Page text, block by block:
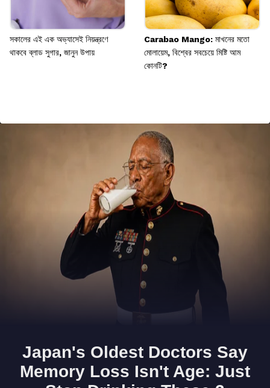
সকালের এই এক অভ্যাসেই নিয়ন্ত্রণে
থাকবে ব্লাড সুগার, জানুন উপায়
Carabao Mango: মাখনের মতো
মোলায়েম, বিশ্বের সবচেয়ে মিষ্টি আম
কোনটি?